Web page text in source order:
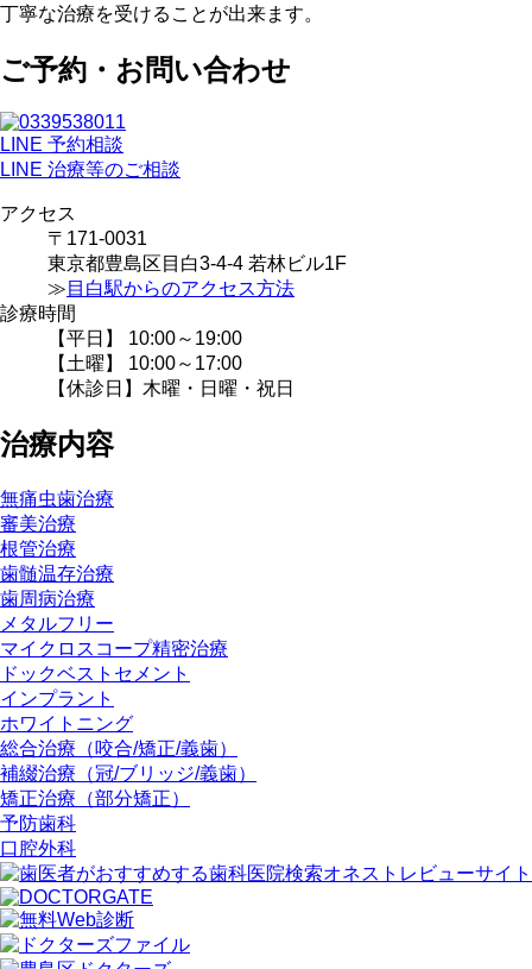
丁寧な治療を受けることが出来ます。
ご予約・お問い合わせ
LINE 予約相談
LINE 治療等のご相談
アクセス
〒171-0031
東京都豊島区目白3-4-4 若林ビル1F
≫ 目白駅からのアクセス方法
診療時間
【平日】 10:00～19:00
【土曜】 10:00～17:00
【休診日】木曜・日曜・祝日
治療内容
無痛虫歯治療
審美治療
根管治療
歯髄温存治療
歯周病治療
メタルフリー
マイクロスコープ精密治療
ドックベストセメント
インプラント
ホワイトニング
総合治療（咬合/矯正/義歯）
補綴治療（冠/ブリッジ/義歯）
矯正治療（部分矯正）
予防歯科
口腔外科